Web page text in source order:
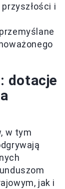
i
dotacje
w tym
jak i